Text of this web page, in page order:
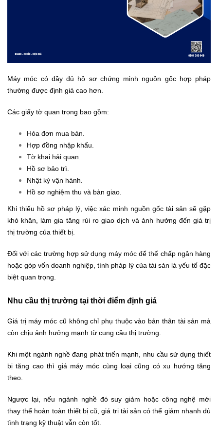
Máy móc có đầy đủ hồ sơ chứng minh nguồn gốc hợp pháp
thường được định giá cao hơn.
Các giấy tờ quan trọng bao gồm:
Hóa đơn mua bán.
Hợp đồng nhập khẩu.
Tờ khai hải quan.
Hồ sơ bảo trì.
Nhật ký vận hành.
Hồ sơ nghiệm thu và bàn giao.
Khi thiếu hồ sơ pháp lý, việc xác minh nguồn gốc tài sản sẽ gặp
khó khăn, làm gia tăng rủi ro giao dịch và ảnh hưởng đến giá trị
thị trường của thiết bị.
Đối với các trường hợp sử dụng máy móc để thế chấp ngân hàng
hoặc góp vốn doanh nghiệp, tính pháp lý của tài sản là yếu tố đặc
biệt quan trọng.
Nhu cầu thị trường tại thời điểm định giá
Giá trị máy móc cũ không chỉ phụ thuộc vào bản thân tài sản mà
còn chịu ảnh hưởng mạnh từ cung cầu thị trường.
Khi một ngành nghề đang phát triển mạnh, nhu cầu sử dụng thiết
bị tăng cao thì giá máy móc cùng loại cũng có xu hướng tăng
theo.
Ngược lại, nếu ngành nghề đó suy giảm hoặc công nghệ mới
thay thế hoàn toàn thiết bị cũ, giá trị tài sản có thể giảm nhanh dù
tình trạng kỹ thuật vẫn còn tốt.